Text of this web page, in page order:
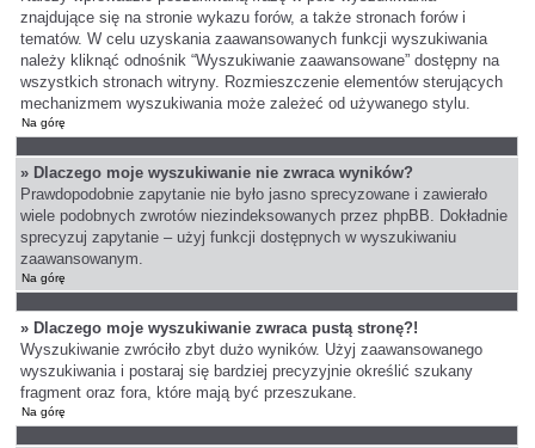
znajdujące się na stronie wykazu forów, a także stronach forów i
tematów. W celu uzyskania zaawansowanych funkcji wyszukiwania
należy kliknąć odnośnik “Wyszukiwanie zaawansowane” dostępny na
wszystkich stronach witryny. Rozmieszczenie elementów sterujących
mechanizmem wyszukiwania może zależeć od używanego stylu.
Na górę
» Dlaczego moje wyszukiwanie nie zwraca wyników?
Prawdopodobnie zapytanie nie było jasno sprecyzowane i zawierało
wiele podobnych zwrotów niezindeksowanych przez phpBB. Dokładnie
sprecyzuj zapytanie – użyj funkcji dostępnych w wyszukiwaniu
zaawansowanym.
Na górę
» Dlaczego moje wyszukiwanie zwraca pustą stronę?!
Wyszukiwanie zwróciło zbyt dużo wyników. Użyj zaawansowanego
wyszukiwania i postaraj się bardziej precyzyjnie określić szukany
fragment oraz fora, które mają być przeszukane.
Na górę